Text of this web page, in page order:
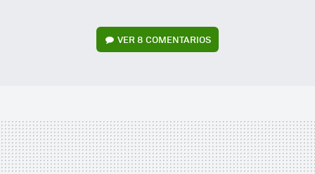
VER8 COMENTARIOS